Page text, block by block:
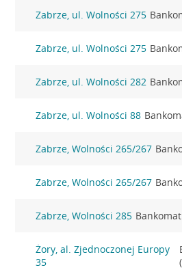
Zabrze, ul. Wolności 275
Zabrze, ul. Wolności 275
Zabrze, ul. Wolności 282
Zabrze, ul. Wolności 88
Zabrze, Wolności 265/267
Zabrze, Wolności 265/267
Zabrze, Wolności 285
Żory, al. Zjednoczonej Europy
35